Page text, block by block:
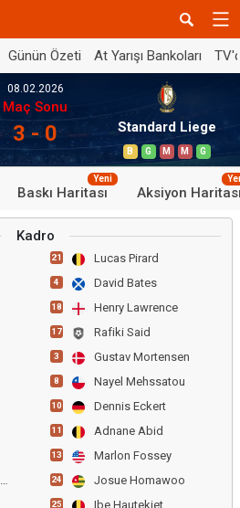
Günün Özeti At Yarışı Bankoları
08.02.2026
Maç Sonu
3 - 0 Standard Liege
B G M M G
Baskı Haritası
Yeni
Aksiyon
Kadro
Aleksandar Stankovic
21 Lucas Pirard
4 David Bates
18 Henry Lawrence
17 Rafiki Said
3 Gustav Mortensen
8 Nayel Mehssatou
10 Dennis Eckert
11 Adnane Abid
13 Marlon Fossey
24 Josue Homawoo
25 Ibe Hautekiet